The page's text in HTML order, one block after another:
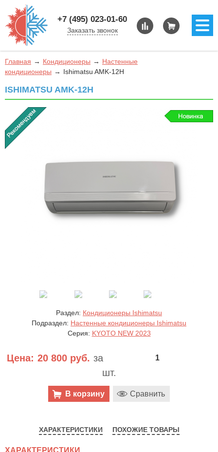
+7 (495) 023-01-60
Заказать звонок
Главная Кондиционеры
Настенные
кондиционеры
Ishimatsu AMK-12H
ISHIMATSU AMK-12H
Раздел: Кондиционеры Ishimatsu
Подраздел: Настенные кондиционеры Ishimatsu
Серия: KYOTO NEW 2023
Цена: 20 800 руб. за
шт.
В корзину Сравнить
ХАРАКТЕРИСТИКИ ПОХОЖИЕ ТОВАРЫ
ХАРАКТЕРИСТИКИ